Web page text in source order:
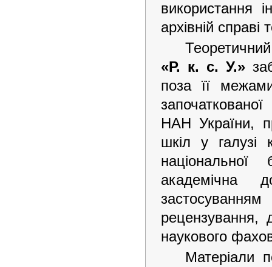
використання
архівній
«Р. к. с. У.»
поза її
НАН України,
шкіл у галузі
академічна
рецензування,
наукового
Матеріали